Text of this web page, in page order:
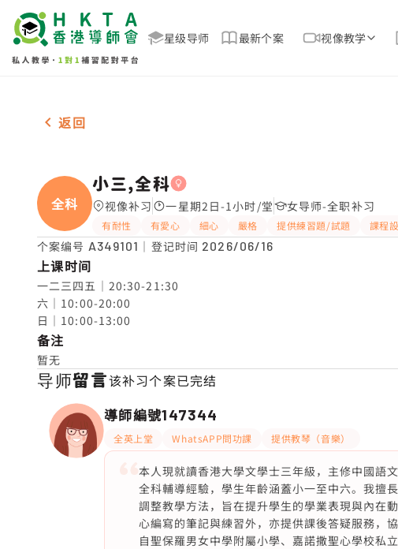
星级导师 最新个案 视像教学
女-1名 小三,全科，荔景站 补习推介
返回
全科
小三,全科
视像补习 一星期2日-1小时/堂 女导师-全职补习
有耐性 有愛心 細心 嚴格 提供練習題/試題 課程
个案编号 A349101 ｜登记时间 2026/06/16
上课时间
一二三四五｜20:30-21:30
六｜10:00-20:00
日｜10:00-13:00
备注
暂无
导师留言该补习个案已完结
導師編號147344
全英上堂 WhatsAPP問功課 提供教琴（音樂）
本人現就讀香港大學文學士三年級，主修中國語
全科輔導經驗，學生年齡涵蓋小一至中六。我擅
調整教學方法，旨在提升學生的學業表現與內在
心編寫的筆記與練習外，亦提供課後答疑服務，
自聖保羅男女中學附屬小學、嘉諾撒聖心學校私